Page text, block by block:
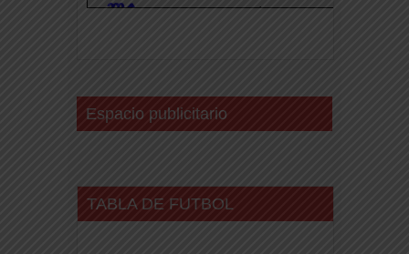
Espacio publicitario
TABLA DE FUTBOL